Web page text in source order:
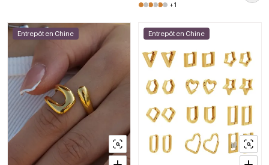
+1
Entrepôt en Chine Entrepôt en Chine